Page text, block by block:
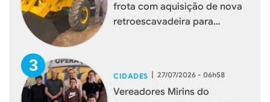
frota com aquisição de nova
retroescavadeira para
CIDADES | 27/07/2026 - 06h58
Vereadores Mirins do